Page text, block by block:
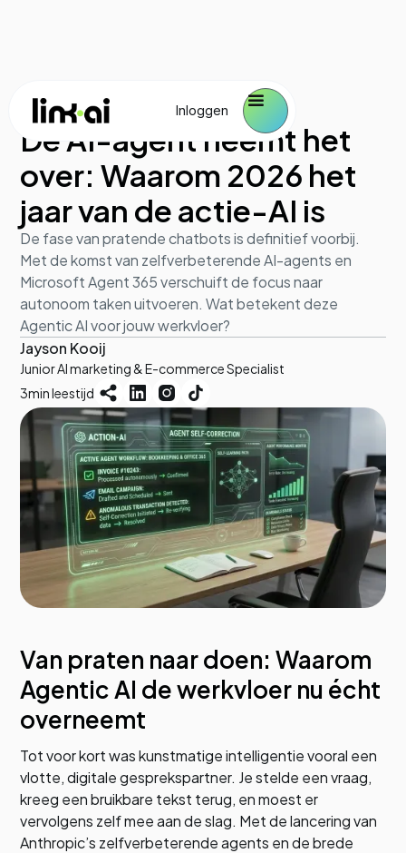
Inloggen
AI en werk June 22, 2026
De AI-agent neemt het
over: Waarom 2026 het
jaar van de actie-AI is
De fase van pratende chatbots is definitief voorbij.
Met de komst van zelfverbeterende AI-agents en
Microsoft Agent 365 verschuift de focus naar
autonoom taken uitvoeren. Wat betekent deze
Agentic AI voor jouw werkvloer?
Jayson Kooij
Junior AI marketing & E-commerce Specialist
3min leestijd
Van praten naar doen: Waarom
Agentic AI de werkvloer nu écht
overneemt
Tot voor kort was kunstmatige intelligentie vooral een
vlotte, digitale gesprekspartner. Je stelde een vraag,
kreeg een bruikbare tekst terug, en moest er
vervolgens zelf mee aan de slag. Met de lancering van
Anthropic’s zelfverbeterende agents en de brede